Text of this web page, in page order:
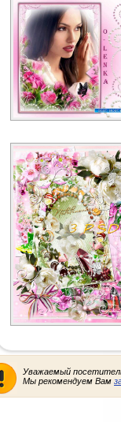
Уважаемый
Мы рекомендуем Вам